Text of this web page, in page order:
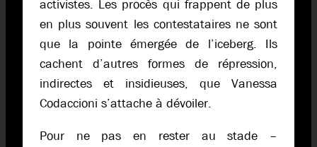
activistes. Les procès qui frappent de plus
en plus souvent les contestataires ne sont
que la pointe émergée de l’iceberg. Ils
cachent d’autres formes de répression,
indirectes et insidieuses, que Vanessa
Codaccioni s’attache à dévoiler.
Pour ne pas en rester au stade –